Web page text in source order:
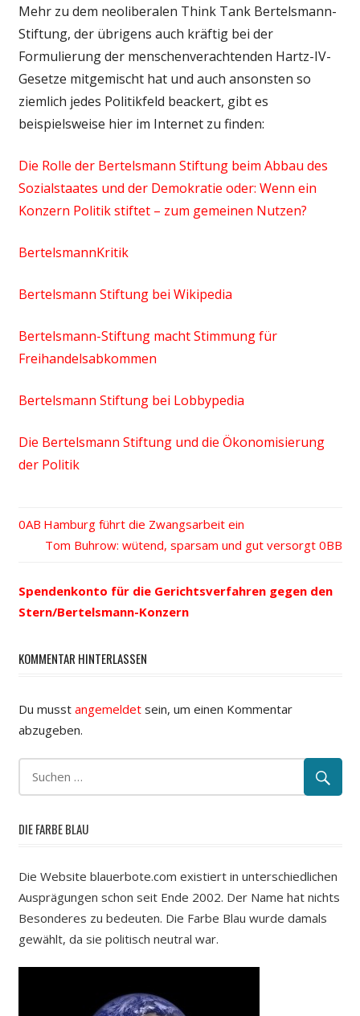
Mehr zu dem neoliberalen Think Tank Bertelsmann-
Stiftung, der übrigens auch kräftig bei der
Formulierung der menschenverachtenden Hartz-IV-
Gesetze mitgemischt hat und auch ansonsten so
ziemlich jedes Politikfeld beackert, gibt es
beispielsweise hier im Internet zu finden:
Die Rolle der Bertelsmann Stiftung beim Abbau des
Sozialstaates und der Demokratie oder: Wenn ein
Konzern Politik stiftet – zum gemeinen Nutzen?
BertelsmannKritik
Bertelsmann Stiftung bei Wikipedia
Bertelsmann-Stiftung macht Stimmung für
Freihandelsabkommen
Bertelsmann Stiftung bei Lobbypedia
Die Bertelsmann Stiftung und die Ökonomisierung
der Politik
Beitrags-
Vorheriger
Beitrag:
Hamburg führt die Zwangsarbeit ein
Nächster
Tom Buhrow: wütend, sparsam und gut versorgt
Spendenkonto für die Gerichtsverfahren gegen den
Stern/Bertelsmann-Konzern
KOMMENTAR HINTERLASSEN
Du musst angemeldetsein, um einen Kommentar
abzugeben.
DIE FARBE BLAU
Die Website blauerbote.com existiert in unterschiedlichen
Ausprägungen schon seit Ende 2002. Der Name hat nichts
Besonderes zu bedeuten. Die Farbe Blau wurde damals
gewählt, da sie politisch neutral war.